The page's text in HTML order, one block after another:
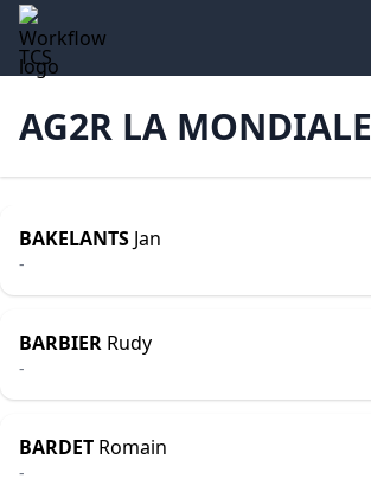
TCS
AG2R LA MONDIALE
BAKELANTS Jan
-
BARBIER Rudy
-
BARDET Romain
-